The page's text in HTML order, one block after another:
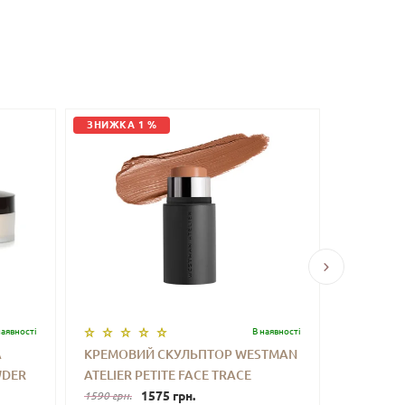
ЗНИЖКА 1 %
В наявностi
КРЕМОВИЙ СКУЛЬПТОР WESTMAN
ATELIER PETITE FACE TRACE
CONTOUR STICK (BISCUIT) 2.5 G
1590 грн. 1575 грн.